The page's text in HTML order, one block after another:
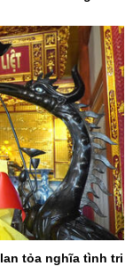
tỏa nghĩa tình tri